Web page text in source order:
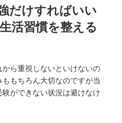
だけすればいい
活習慣を整える
ら重視しないといけないの
もちろん大切なのですが当
ができない状況は避けなけ